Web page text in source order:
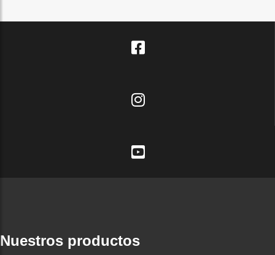
Nuestros productos